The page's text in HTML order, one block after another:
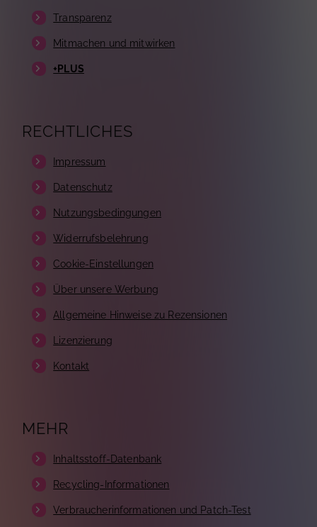
Transparenz
Mitmachen und mitwirken
+PLUS
RECHTLICHES
Impressum
Datenschutz
Nutzungsbedingungen
Widerrufsbelehrung
Cookie-Einstellungen
Über unsere Werbung
Allgemeine Hinweise zu Rezensionen
Lizenzierung
Kontakt
MEHR
Inhaltsstoff-Datenbank
Recycling-Informationen
Verbraucherinformationen und Patch-Test